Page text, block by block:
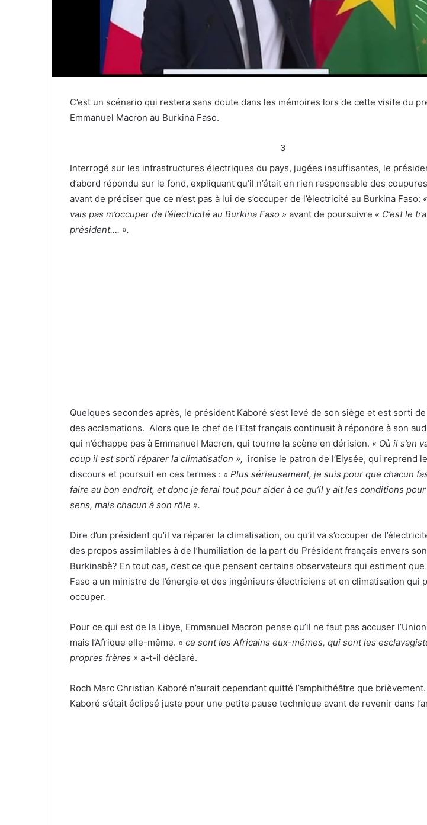
C’est un scénario qui restera sans doute dans les mémoires lors de cette visite du
Emmanuel Macron au Burkina Faso.
3
Interrogé sur les infrastructures électriques du pays, jugées insuffisantes, le
d’abord répondu sur le fond, expliquant qu’il n’était en rien responsable des
avant de préciser que ce n’est pas à lui de s’occuper de l’électricité au Burkina Faso: «
vais pas m’occuper de l’électricité au Burkina Faso » avant de poursuivre « C’est le
président…. ».
Quelques secondes après, le président Kaboré s’est levé de son siège et est sorti
des acclamations. Alors que le chef de l’Etat français continuait à répondre à son
qui n’échappe pas à Emmanuel Macron, qui tourne la scène en dérision. « Où il s’en
coup il est sorti réparer la climatisation », ironise le patron de l’Elysée, qui reprend
discours et poursuit en ces termes : « Plus sérieusement, je suis pour que chacun
faire au bon endroit, et donc je ferai tout pour aider à ce qu’il y ait les conditions
sens, mais chacun à son rôle ».
Dire d’un président qu’il va réparer la climatisation, ou qu’il va s’occuper de
des propos assimilables à de l’humiliation de la part du Président français envers
Burkinabè? En tout cas, c’est ce que pensent certains observateurs qui estiment que
Faso a un ministre de l’énergie et des ingénieurs électriciens et en climatisation qui
occuper.
Pour ce qui est de la Libye, Emmanuel Macron pense qu’il ne faut pas accuser
mais l’Afrique elle-même. « ce sont les Africains eux-mêmes, qui sont les
propres frères » a-t-il déclaré.
Roch Marc Christian Kaboré n’aurait cependant quitté l’amphithéâtre que
Kaboré s’était éclipsé juste pour une petite pause technique avant de revenir dans